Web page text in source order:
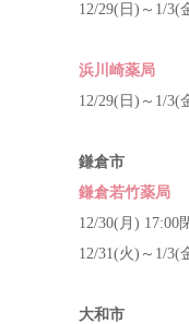
12/29(日)～1/3(
浜川崎薬局
12/29(日)～1/3(
鎌倉市
鎌倉若竹薬局
12/30(月) 17:00
12/31(火)～1/3(
大和市